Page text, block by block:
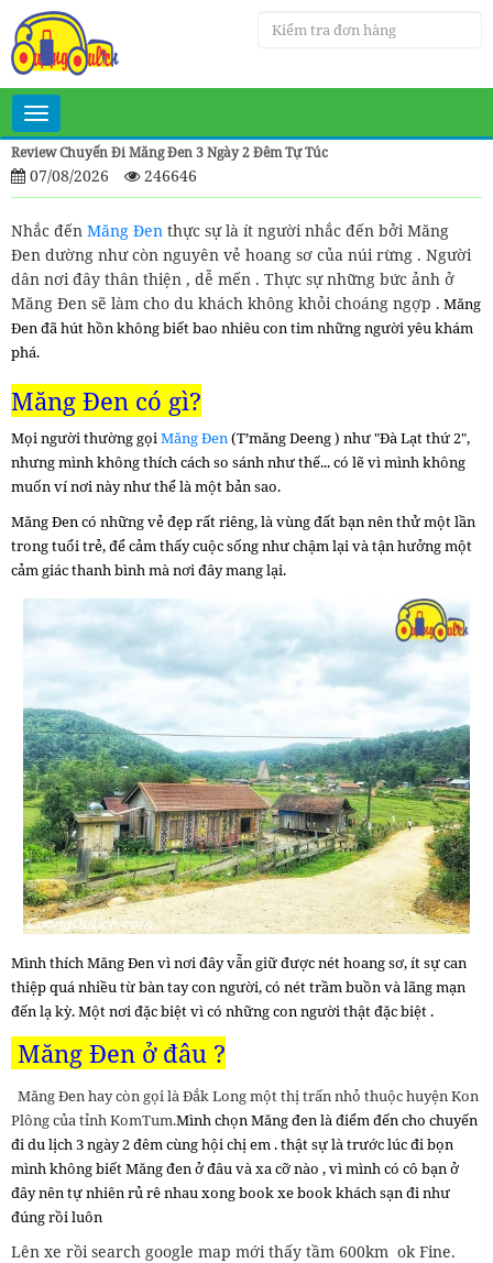
Toggle
navigation
Review Chuyến Đi Măng Đen 3 Ngày 2 Đêm Tự Túc
07/08/2026 246646
Nhắc đến Măng Đen thực sự là ít người nhắc đến bởi Măng
Đen dường như còn nguyên vẻ hoang sơ của núi rừng . Người
dân nơi đây thân thiện , dễ mến . Thực sự những bức ảnh ở
Măng Đen sẽ làm cho du khách không khỏi choáng ngợp . Măng
Đen đã hút hồn không biết bao nhiêu con tim những người yêu khám
phá.
Măng Đen có gì?
Mọi người thường gọiMăng Đen(T’măng Deeng ) như "Đà Lạt thứ 2",
nhưng mình không thích cách so sánh như thế... có lẽ vì mình không
muốn ví nơi này như thể là một bản sao.
Măng Đen có những vẻ đẹp rất riêng, là vùng đất bạn nên thử một lần
trong tuổi trẻ, để cảm thấy cuộc sống như chậm lại và tận hưởng một
cảm giác thanh bình mà nơi đây mang lại.
Mình thích Măng Đen vì nơi đây vẫn giữ được nét hoang sơ, ít sự can
thiệp quá nhiều từ bàn tay con người, có nét trầm buồn và lãng mạn
đến lạ kỳ. Một nơi đặc biệt vì có những con người thật đặc biệt .
Măng Đen ở đâu ?
Măng Đen hay còn gọi là Đắk Long một thị trấn nhỏ thuộc huyện Kon
Plông của tỉnh KomTum.Mình chọn Măng đen là điểm đến cho chuyến
đi du lịch 3 ngày 2 đêm cùng hội chị em . thật sự là trước lúc đi bọn
mình không biết Măng đen ở đâu và xa cỡ nào , vì mình có cô bạn ở
đây nên tự nhiên rủ rê nhau xong book xe book khách sạn đi như
đúng rồi luôn
Lên xe rồi search google map mới thấy tầm 600km ok Fine.